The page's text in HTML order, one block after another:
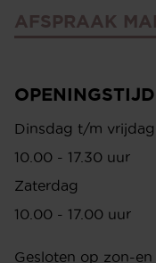
AFSPRAAK
Dinsdag t/m vrijdag
10.00 - 17.30 uur
Zaterdag
10.00 - 17.00 uur
Gesloten op zon-